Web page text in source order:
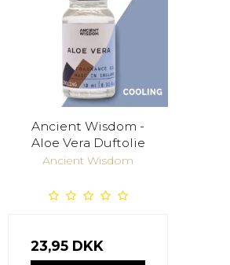
Ancient Wisdom -
Aloe Vera Duftolie
Ancient Wisdom
23,95 DKK